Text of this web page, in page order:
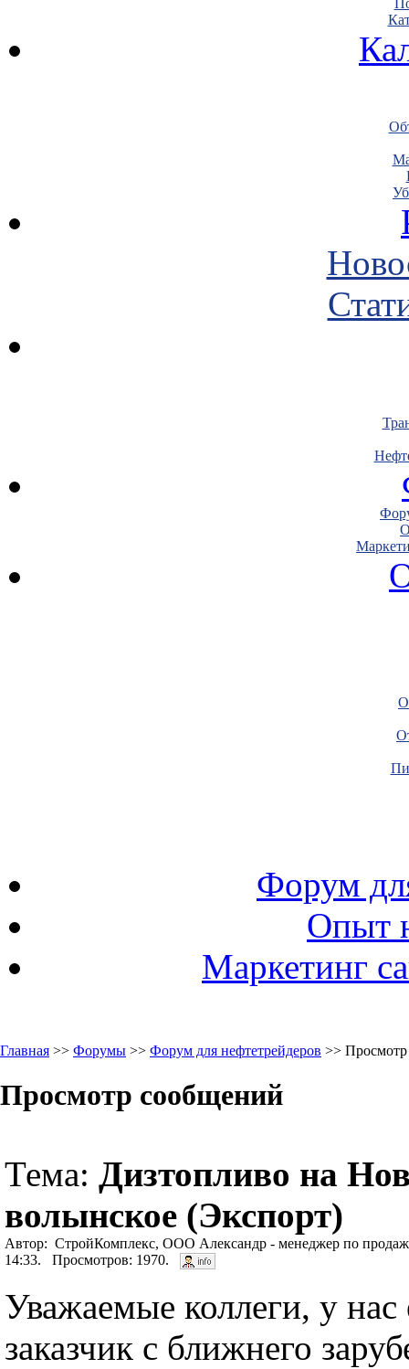
Форум
Опыт
Маркетинг
Главная >> Форумы >> Форум для нефтетрейдеров >>
Просмотр сообщений
Тема: Дизтопливо на
волынское (Экспорт)
Автор: СтройКомплекс, ООО Александр - менеджер по
14:33. Просмотров: 1970.
Уважаемые коллеги, у нас
заказчик с ближнего